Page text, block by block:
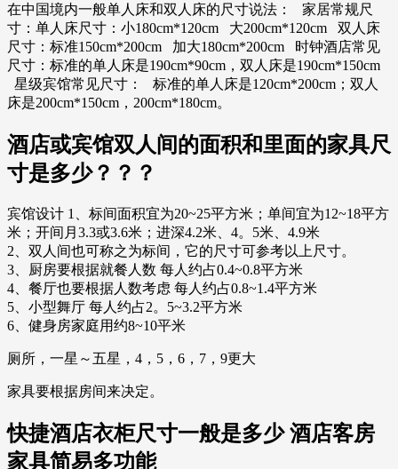
在中国境内一般单人床和双人床的尺寸说法： 家居常规尺
寸：单人床尺寸：小180cm*120cm 大200cm*120cm 双人床
尺寸：标准150cm*200cm 加大180cm*200cm 时钟酒店常见
尺寸：标准的单人床是190cm*90cm，双人床是190cm*150cm
星级宾馆常见尺寸： 标准的单人床是120cm*200cm；双人
床是200cm*150cm，200cm*180cm。
酒店或宾馆双人间的面积和里面的家具尺
寸是多少？？？
宾馆设计 1、标间面积宜为20~25平方米；单间宜为12~18平方
米；开间月3.3或3.6米；进深4.2米、4。5米、4.9米
2、双人间也可称之为标间，它的尺寸可参考以上尺寸。
3、厨房要根据就餐人数 每人约占0.4~0.8平方米
4、餐厅也要根据人数考虑 每人约占0.8~1.4平方米
5、小型舞厅 每人约占2。5~3.2平方米
6、健身房家庭用约8~10平米
厕所，一星～五星，4，5，6，7，9更大
家具要根据房间来决定。
快捷酒店衣柜尺寸一般是多少 酒店客房
家具简易多功能